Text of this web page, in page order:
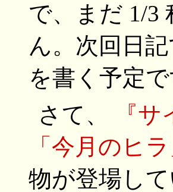
で、まだ 1/3
ん。次回日
を書く予定で
さて、
『サ
「今月のヒラ
物が登場し